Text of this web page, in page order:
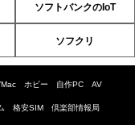
ソフトバンクのIoT
ソフクリ
ホビー 自作PC AV
格安SIM 倶楽部情報局